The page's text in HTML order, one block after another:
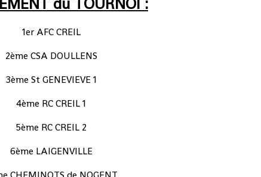
1er AFC CREIL
2ème CSA DOULLENS
3ème St GENEVIEVE 1
4ème RC CREIL 1
5ème RC CREIL 2
6ème LAIGENVILLE